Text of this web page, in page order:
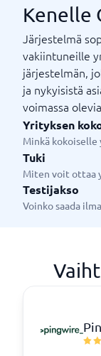
Kenelle
Järjestelmä
vakiintuneille
järjestelmän,
ja nykyisistä
voimassa
Yrityksen
Minkä
Tuki
Miten voit ottaa
Testijakso
Voinko saada